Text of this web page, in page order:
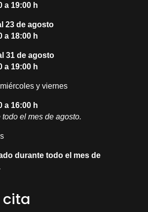
a 19:00 h
23 de agosto
a 18:00 h
31 de agosto
a 19:00 h
y viernes
a 16:00 h
todo el mes de agosto.
durante todo el mes de
cita